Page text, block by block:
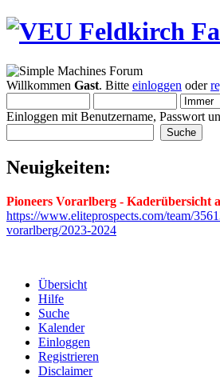
Willkommen Gast. Bitte einloggen oder
Einloggen mit Benutzername, Passwort
Neuigkeiten:
Pioneers Vorarlberg - Kaderübersicht
https://www.eliteprospects.com/team/
vorarlberg/2023-2024
Übersicht
Hilfe
Suche
Kalender
Einloggen
Registrieren
Disclaimer